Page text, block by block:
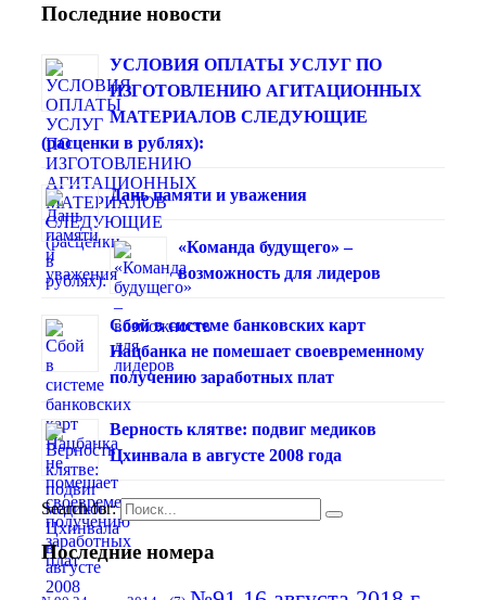
Последние новости
УСЛОВИЯ ОПЛАТЫ УСЛУГ ПО
ИЗГОТОВЛЕНИЮ АГИТАЦИОННЫХ
МАТЕРИАЛОВ СЛЕДУЮЩИЕ
(расценки в рублях):
Дань памяти и уважения
«Команда будущего» –
возможность для лидеров
Сбой в системе банковских карт
Нацбанка не помешает своевременному
получению заработных плат
Верность клятве: подвиг медиков
Цхинвала в августе 2008 года
Search for:
Последние номера